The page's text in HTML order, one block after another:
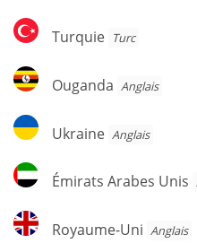
Turquie
Turquie Turc
Ouganda
Ouganda Anglais
Ukraine
Ukraine Anglais
Émirats
Arabes
Émirats Arabes Unis
Royaume-
Uni
Royaume-Uni Anglais